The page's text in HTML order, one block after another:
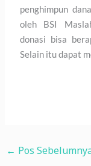
penghimpun
oleh BSI
donasi bisa
Selain itu dapat
← Pos